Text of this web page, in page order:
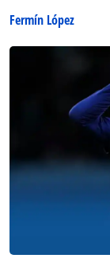
Fermín López